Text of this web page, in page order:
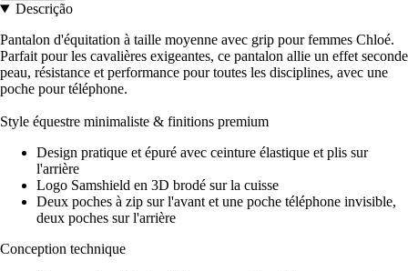
Descrição
Pantalon d'équitation à taille moyenne avec grip pour femmes Chloé.
Parfait pour les cavalières exigeantes, ce pantalon allie un effet seconde
peau, résistance et performance pour toutes les disciplines, avec une
poche pour téléphone.
Style équestre minimaliste & finitions premium
Design pratique et épuré avec ceinture élastique et plis sur
l'arrière
Logo Samshield en 3D brodé sur la cuisse
Deux poches à zip sur l'avant et une poche téléphone invisible,
deux poches sur l'arrière
Conception technique